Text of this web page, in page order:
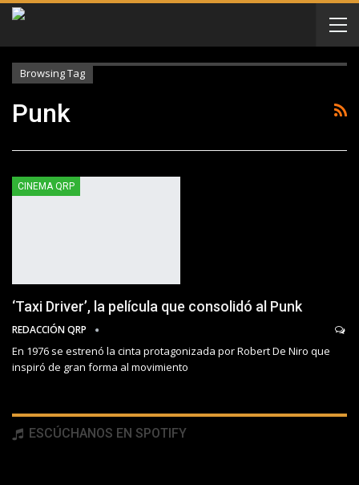
Browsing Tag
Punk
CINEMA QRP
‘Taxi Driver’, la película que consolidó al Punk
REDACCIÓN QRP
En 1976 se estrenó la cinta protagonizada por Robert De Niro que
inspiró de gran forma al movimiento
ESCÚCHANOS EN SPOTIFY